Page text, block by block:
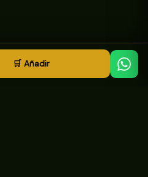
🛒 Añadir